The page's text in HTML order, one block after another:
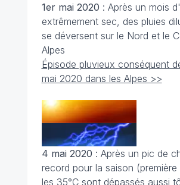
1er mai 2020 : Après un mois
extrêmement sec, des pluies
se déversent sur le Nord et le
Alpes
Épisode pluvieux conséquent
mai 2020 dans les Alpes >>
4 mai 2020 : Après un pic de
record pour la saison
les 35°C sont dépassés aussi